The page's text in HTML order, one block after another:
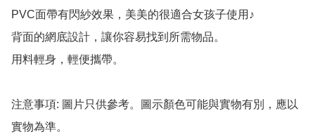
PVC面帶有閃紗效果，美美的很適合女孩子使用♪
背面的網底設計，讓你容易找到所需物品。
用料輕身，輕便攜帶。
注意事項: 圖片只供參考。圖示顏色可能與實物有別，應以
實物為準。